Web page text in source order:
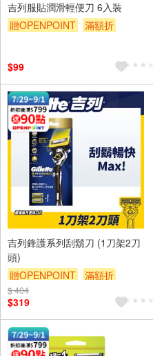
吉列服貼潤滑輕便刀 6入裝
贈OPENPOINT
滿額折
$99
吉列鋒護系列刮鬍刀 (1刀架2刀
頭)
贈OPENPOINT
滿額折
贈$200
$ 404
$319